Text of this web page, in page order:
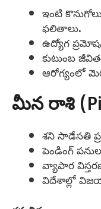
ఇంటి
ఫలితాలు.
ఉద్యోగ
కుటుంబ
ఆరోగ్యంలో
మీన రాశి
శని సాడేసతి
పెండింగ్
వ్యాపార
విదేశాల్లో